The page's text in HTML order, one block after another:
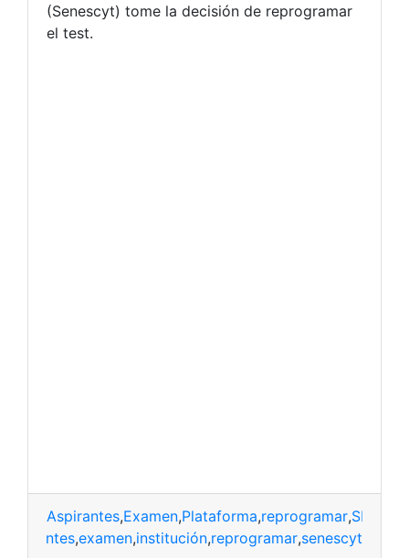
(Senescyt) tome la decisión de reprogramar
el test.
Aspirantes,Examen,Plataforma,reprogramar,
Aspirantes,examen,institución,reprogramar,senescyt